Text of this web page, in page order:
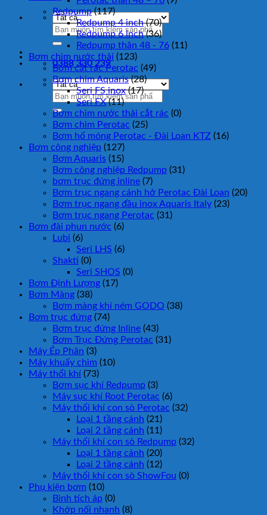
Tìm
kiếm:
0388 330 239
Tìm
kiếm:
Redpump (117)
Redpump 4 inch (70)
Redpump 6 inch (36)
Redpump thân 48 - 76 (11)
Bơm chìm nước thải (123)
Bơm cắt rác Perotac (49)
Bơm chìm Aquaris (28)
Seri FS inox (17)
Seri FX (11)
Bơm chìm nước thải cắt rác (0)
Bơm chìm Perotac (25)
Bơm hố móng Perotac - Đài Loan KTZ (16)
Bơm công nghiệp (127)
Bơm Aquaris (15)
Bơm công nghiệp Redpump (31)
bơm trục đứng inline (7)
Bơm trục ngang cánh hở Perotac Đài Loan (20)
Bơm trục ngang đầu inox Aquaris Italy (23)
Bơm trục ngang Perotac (31)
Bơm đài phun nước (6)
Lubi (6)
Seri LHS (6)
Shakti (0)
Seri SHOS (0)
Bơm Định Lượng (17)
Bơm Màng (38)
Bơm màng khí ném GODO (38)
Bơm trục đứng (74)
Bơm trục đứng Inline (43)
Bơm Trục Đứng Perotac (31)
Máy Ép Phân (3)
Máy khuấy chìm (10)
Máy thổi khí (73)
Bơm sục khí Redpump (3)
Máy sục khí Root Perotac (6)
Máy thổi khí con sò Perotac (32)
Loại 1 tầng cánh (21)
Loại 2 tầng cánh (11)
Máy thổi khí con sò Redpump (32)
Loại 1 tầng cánh (20)
Loại 2 tầng cánh (12)
Máy thổi khí con sò ShowFou (0)
Phụ kiện bơm (10)
Bình tích áp (0)
Khớp nối nhanh (8)